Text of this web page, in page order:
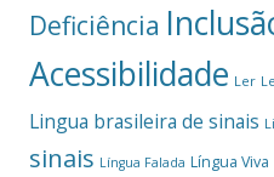
Deficiência
Acessibilidade Ler
Lingua brasileira de sinais
sinais Língua Falada Língua Viva